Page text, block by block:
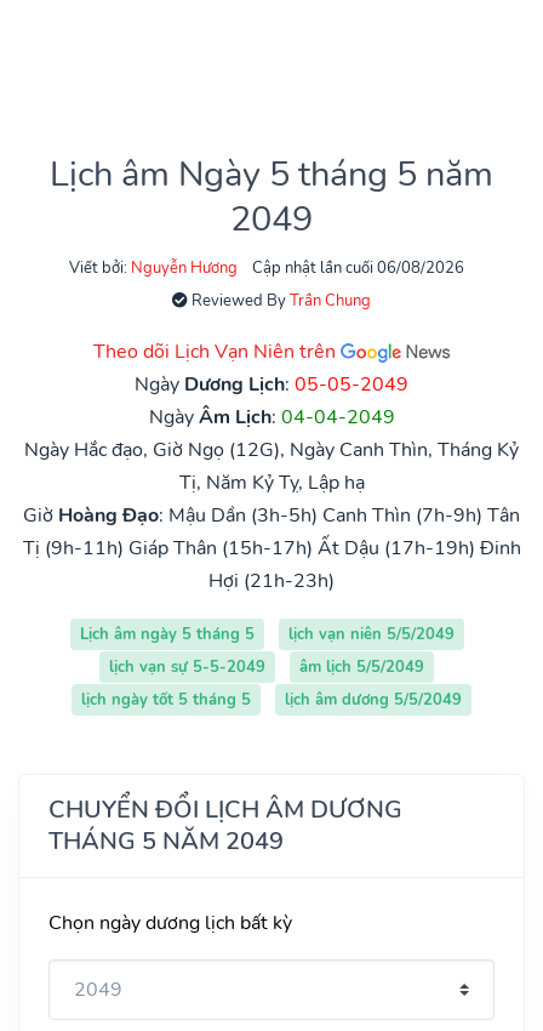
Lịch âm Ngày 5 tháng 5 năm
2049
Viết bởi: Nguyễn Hương
Cập nhật lần cuối 06/08/2026
Reviewed ByTrần Chung
Theo dõi Lịch Vạn Niên trên
Ngày Dương Lịch: 05-05-2049
NgàyÂm Lịch: 04-04-2049
Ngày Hắc đạo, Giờ Ngọ (12G), Ngày Canh Thìn, Tháng Kỷ
Tị, Năm Kỷ Tỵ, Lập hạ
Giờ Hoàng Đạo: Mậu Dần (3h-5h) Canh Thìn (7h-9h) Tân
Tị (9h-11h) Giáp Thân (15h-17h) Ất Dậu (17h-19h) Đinh
Hợi (21h-23h)
Lịch âm ngày 5 tháng 5
lịch vạn niên 5/5/2049
lịch vạn sự 5-5-2049
âm lịch 5/5/2049
lịch ngày tốt 5 tháng 5
lịch âm dương 5/5/2049
CHUYỂN ĐỔI LỊCH ÂM DƯƠNG
THÁNG 5 NĂM 2049
Chọn ngày dương lịch bất kỳ